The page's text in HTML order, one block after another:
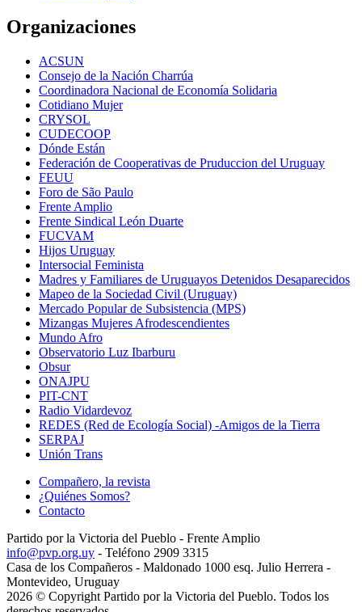
Organizaciones
ACSUN
Consejo de la Nación Charrúa
Coordinadora Nacional de Economía Solidaria
Cotidiano Mujer
CRYSOL
CUDECOOP
Dónde Están
Federación de Cooperativas de Pruduccion del Uruguay
FEUU
Foro de São Paulo
Frente Amplio
Frente Sindical León Duarte
FUCVAM
Hijos Uruguay
Intersocial Feminista
Madres y Familiares de Uruguayos Detenidos Desaparecidos
Mapeo de la Sociedad Civil (Uruguay)
Mercado Popular de Subsistencia (MPS)
Mizangas Mujeres Afrodescendientes
Mundo Afro
Observatorio Luz Ibarburu
Obsur
ONAJPU
PIT-CNT
Radio Vidardevoz
REDES (Red de Ecología Social) -Amigos de la Tierra
SERPAJ
Unión Trans
Compañero, la revista
¿Quiénes Somos?
Contacto
Partido por la Victoria del Pueblo - Frente Amplio
info@pvp.org.uy - Teléfono 2909 3315
Casa de los Compañeros - Maldonado 1000 esq. Julio Herrera -
Montevideo, Uruguay
2026 © Copyright Partido por la Victoria del Pueblo. Todos los